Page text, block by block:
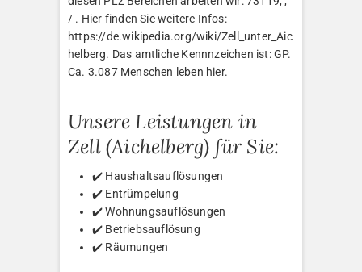
/ . Hier finden Sie weitere Infos:
https://de.wikipedia.org/wiki/Zell_unter_Aic
helberg. Das amtliche Kennnzeichen ist: GP.
Ca. 3.087 Menschen leben hier.
Unsere Leistungen in
Zell (Aichelberg) für Sie:
✔️ Haushaltsauflösungen
✔️ Entrümpelung
✔️ Wohnungsauflösungen
✔️ Betriebsauflösung
✔️ Räumungen